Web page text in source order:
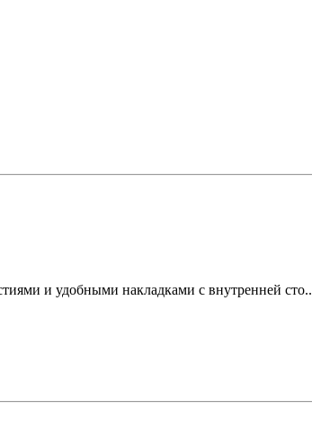
и удобными накладками с внутренней сто..